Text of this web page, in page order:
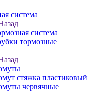
система
система
тормозные
стяжка пластиковый
червячные